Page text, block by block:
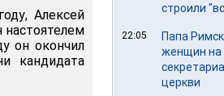
Алексей
настоятелем
он окончил
кандидата
строили
22:05
Папа
женщин на
церкви